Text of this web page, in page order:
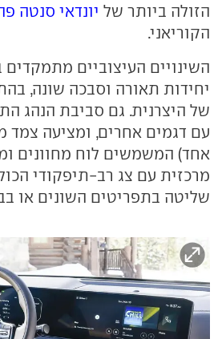
הזולה ביותר של יונדאי סנטה
הקוריאני.
השינויים העיצוביים
יחידות תאורה וסבכה שונה,
של היצרנית. גם סביבת הנהג
אחד) המשמשים לוח מחוונים
מרכזית עם צג רב-תיפקודי
שליטה בתפריטים השונים או